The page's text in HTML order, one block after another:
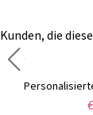
Kunden, die